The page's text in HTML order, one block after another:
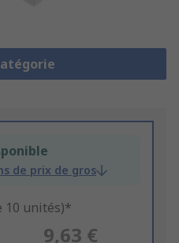
de prix de gros
10 unités)*
9,63 €